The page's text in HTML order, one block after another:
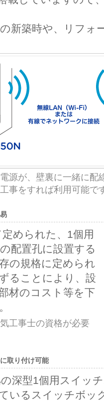
新築時や、リフォ
源が、壁裏に一緒に配
事をすれば利用可能で
められた、1個用
配置孔に設置する
の規格に定められ
ることにより、設
材のコスト等を下
工事士の資格が必要
取り付け可能
深型1個用スイッ
いるスイッチボッ